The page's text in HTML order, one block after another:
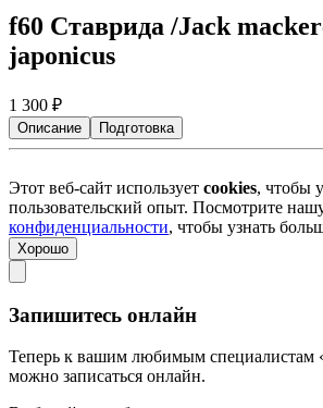
f60 Ставрида /Jack
japonicus
1 300 ₽
Описание Подготовка
Этот веб-сайт использует cookies, чтобы
пользовательский опыт. Посмотрите
конфиденциальности, чтобы узнать
Хорошо
Запишитесь онлайн
Теперь к вашим любимым специалистам
можно записаться онлайн.